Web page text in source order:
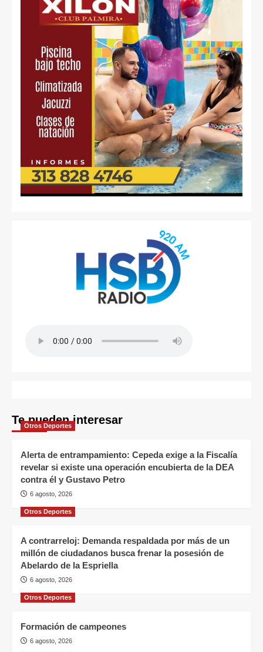
Te pueden interesar
Otros Deportes
Alerta de entrampamiento: Cepeda exige a la Fiscalía
revelar si existe una operación encubierta de la DEA
contra él y Gustavo Petro
6 agosto, 2026
Otros Deportes
A contrarreloj: Demanda respaldada por más de un
millón de ciudadanos busca frenar la posesión de
Abelardo de la Espriella
6 agosto, 2026
Otros Deportes
Formación de campeones
6 agosto, 2026